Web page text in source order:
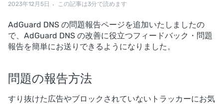
2023年12月5日 この記事は3分で読めます
AdGuard DNS の問題報告ページを追加いたしましたの
で、AdGuard DNS の改善に役立つフィードバック・問題
報告を簡単にお送りできるようになりました。
問題の報告方法
すり抜けた広告やブロックされていないトラッカーにお気